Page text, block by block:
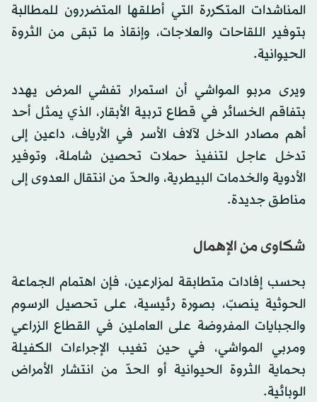
المناشدات المتكررة التي أطلقها المتضررون للمطالبة
بتوفير اللقاحات والعلاجات، وإنقاذ ما تبقى من الثروة
الحيوانية.
ويرى مربو المواشي أن استمرار تفشي المرض يهدد
بتفاقم الخسائر في قطاع تربية الأبقار، الذي يمثل أحد
أهم مصادر الدخل لآلاف الأسر في الأرياف، داعين إلى
تدخل عاجل لتنفيذ حملات تحصين شاملة، وتوفير
الأدوية والخدمات البيطرية، والحدّ من انتقال العدوى إلى
مناطق جديدة.
شكاوى من الإهمال
بحسب إفادات متطابقة لمزارعين، فإن اهتمام الجماعة
الحوثية ينصبّ، بصورة رئيسية، على تحصيل الرسوم
والجبايات المفروضة على العاملين في القطاع الزراعي
ومربي المواشي، في حين تغيب الإجراءات الكفيلة
بحماية الثروة الحيوانية أو الحدّ من انتشار الأمراض
الوبائية.